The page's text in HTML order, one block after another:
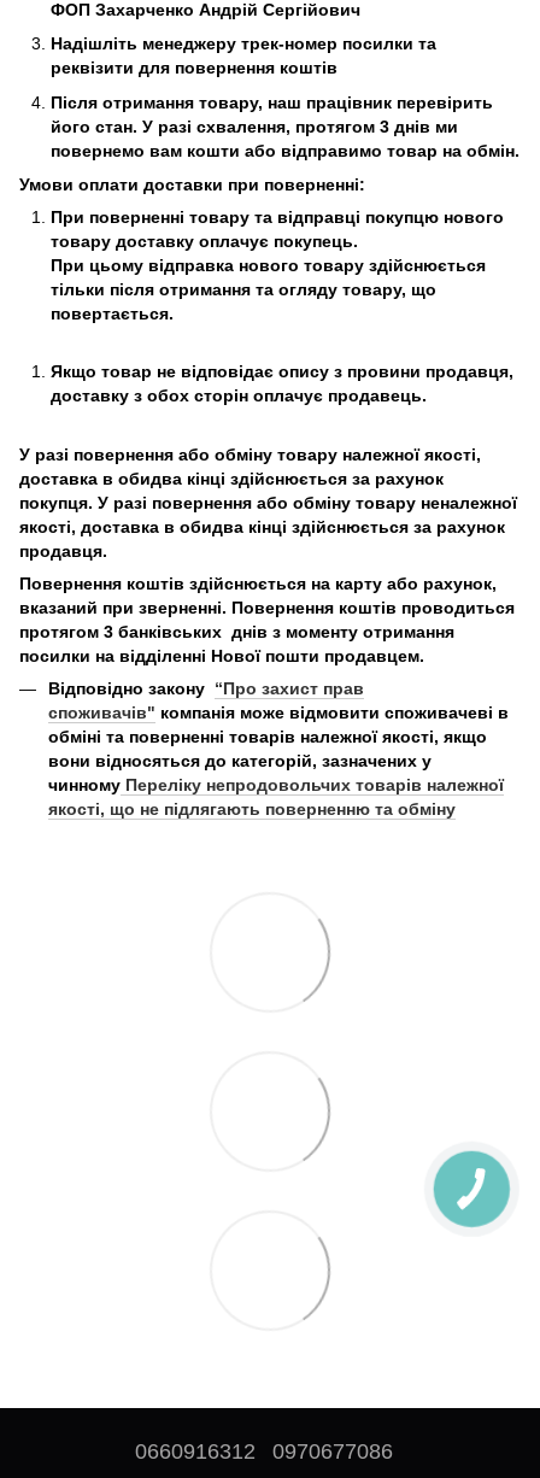
ФОП Захарченко Андрій Сергійович
Надішліть менеджеру трек-номер посилки та
реквізити для повернення коштів
Після отримання товару, наш працівник перевірить
його стан. У разі схвалення, протягом 3 днів ми
повернемо вам кошти або відправимо товар на обмін.
Умови оплати доставки при поверненні:
При поверненні товару та відправці покупцю нового
товару доставку оплачує покупець.
При цьому відправка нового товару здійснюється
тільки після отримання та огляду товару, що
повертається.
Якщо товар не відповідає опису з провини продавця,
доставку з обох сторін оплачує продавець.
У разі повернення або обміну товару належної якості,
доставка в обидва кінці здійснюється за рахунок
покупця. У разі повернення або обміну товару неналежної
якості, доставка в обидва кінці здійснюється за рахунок
продавця.
Повернення коштів здійснюється на карту або рахунок,
вказаний при зверненні. Повернення коштів проводиться
протягом 3 банківських днів з моменту отримання
посилки на відділенні Нової пошти продавцем.
Відповідно закону “Про захист прав
споживачів" компанія може відмовити споживачеві в
обміні та поверненні товарів належної якості, якщо
вони відносяться до категорій, зазначених у
чинному Переліку непродовольчих товарів належної
якості, що не підлягають поверненню та обміну
0660916312 0970677086